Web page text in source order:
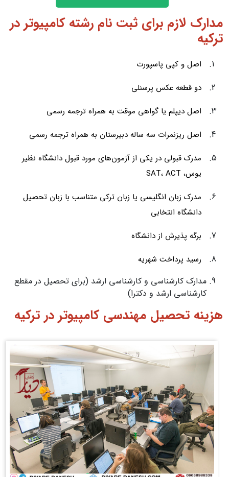
مدارک لازم برای ثبت نام رشته کامپیوتر در
ترکیه
اصل و کپی پاسپورت
دو قطعه عکس پرسنلی
اصل دیپلم یا گواهی موقت به همراه ترجمه رسمی
اصل ریزنمرات سه ساله دبیرستان به همراه ترجمه رسمی
مدرک قبولی در یکی از آزمون‌های مورد قبول دانشگاه نظیر
یوس، SAT، ACT
مدرک زبان انگلیسی یا زبان ترکی متناسب با زبان تحصیل
دانشگاه انتخابی
برگه پذیرش از دانشگاه
رسید پرداخت شهریه
مدارک کارشناسی و کارشناسی ارشد (برای تحصیل در مقطع
کارشناسی ارشد و دکترا)
هزینه تحصیل مهندسی کامپیوتر در ترکیه